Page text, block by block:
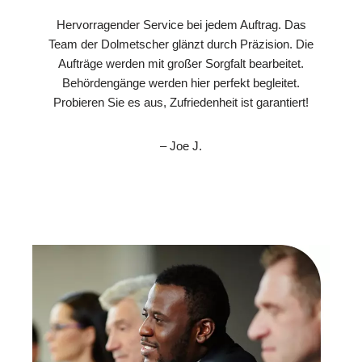
Hervorragender Service bei jedem Auftrag. Das
Team der Dolmetscher glänzt durch Präzision. Die
Aufträge werden mit großer Sorgfalt bearbeitet.
Behördengänge werden hier perfekt begleitet.
Probieren Sie es aus, Zufriedenheit ist garantiert!
– Joe J.